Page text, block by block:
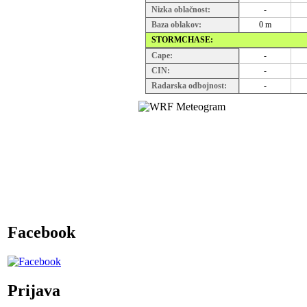
Facebook
Prijava
Nizka oblačnost:
-
Baza oblakov:
0 m
STORMCHASE:
Cape:
-
CIN:
-
Radarska odbojnost:
-